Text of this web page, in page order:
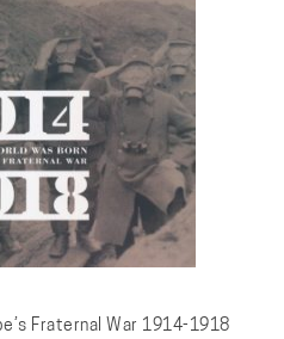
Fraternal War 1914-1918